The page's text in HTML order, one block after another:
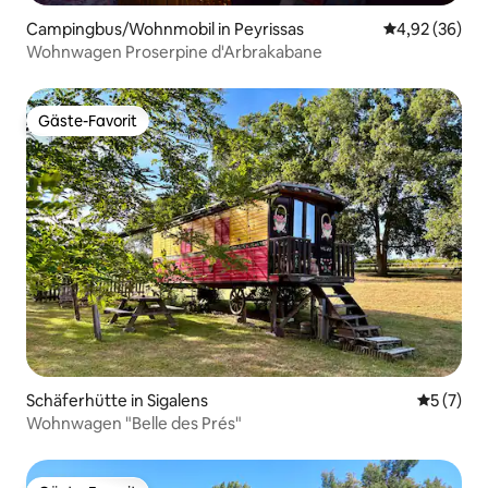
Campingbus/Wohnmobil in Peyrissas
4,92 (36)
Wohnwagen Proserpine d'Arbrakabane
Gäste-Favorit
Gäste-Favorit
Schäferhütte in Sigalens
5 (7)
Wohnwagen "Belle des Prés"